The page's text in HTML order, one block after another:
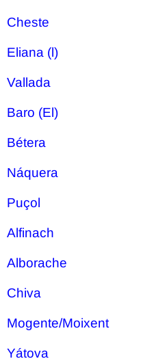
Cheste
Eliana (l)
Vallada
Baro (El)
Bétera
Náquera
Puçol
Alfinach
Alborache
Chiva
Mogente/Moixent
Yátova